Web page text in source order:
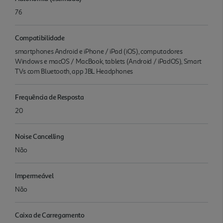
76
Compatibilidade
smartphones Android e iPhone / iPad (iOS), computadores
Windows e macOS / MacBook, tablets (Android / iPadOS), Smart
TVs com Bluetooth, app JBL Headphones
Frequência de Resposta
20
Noise Cancelling
Não
Impermeável
Não
Caixa de Carregamento